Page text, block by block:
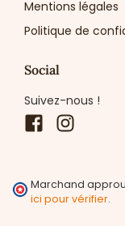
Mentions légales
Politique de
Social
Suivez-nous !
Facebook
Marchand
ici pour vérifier.